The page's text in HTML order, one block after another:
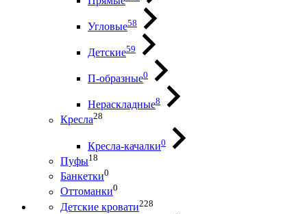
Угловые58
Детские59
П-образные0
Нераскладные8
Кресла28
Кресла-качалки0
Пуфы18
Банкетки0
Оттоманки0
Детские кровати228